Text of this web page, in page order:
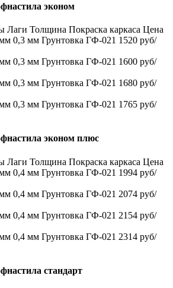
эконом
Лаги Толщина Покраска каркаса Цена
0,3 мм Грунтовка ГФ-021 1520 руб/
0,3 мм Грунтовка ГФ-021 1600 руб/
0,3 мм Грунтовка ГФ-021 1680 руб/
0,3 мм Грунтовка ГФ-021 1765 руб/
эконом плюс
Лаги Толщина Покраска каркаса Цена
0,4 мм Грунтовка ГФ-021 1994 руб/
0,4 мм Грунтовка ГФ-021 2074 руб/
0,4 мм Грунтовка ГФ-021 2154 руб/
0,4 мм Грунтовка ГФ-021 2314 руб/
стандарт